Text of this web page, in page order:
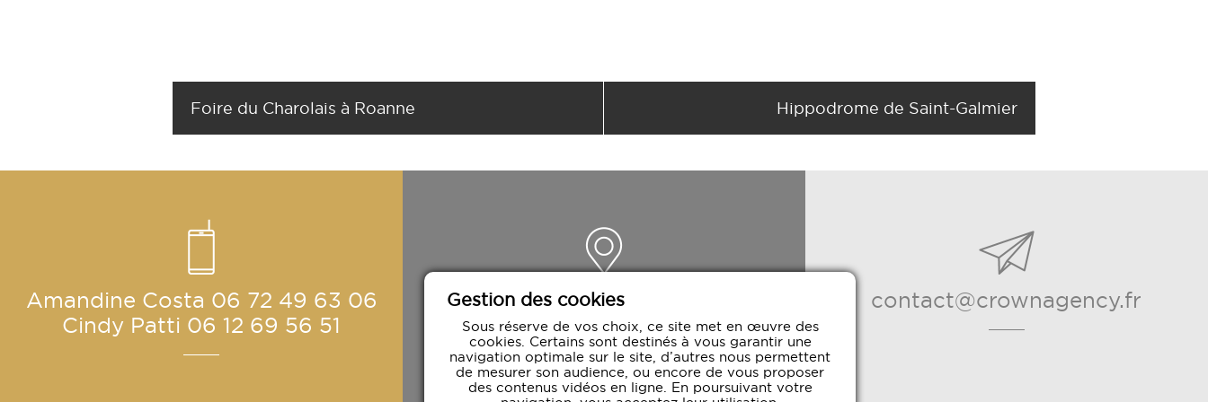
Foire du Charolais à Roanne Hippodrome de Saint-Galmier
Amandine Costa 06 72 49 63 06
Cindy Patti 06 12 69 56 51
CROWN AGENCY
3 rue de la Productique
42000 Saint-Étienne
contact@crownagency.fr
Gestion des cookies
Sous réserve de vos choix, ce site met en œuvre des
cookies. Certains sont destinés à vous garantir une
navigation optimale sur le site, d’autres nous permettent
de mesurer son audience, ou encore de vous proposer
des contenus vidéos en ligne. En poursuivant votre